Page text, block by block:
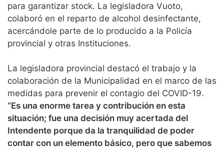
para garantizar stock. La legisladora Vuoto,
colaboró en el reparto de alcohol desinfectante,
acercándole parte de lo producido a la Policía
provincial y otras Instituciones.
La legisladora provincial destacó el trabajo y la
colaboración de la Municipalidad en el marco de las
medidas para prevenir el contagio del COVID-19.
“Es una enorme tarea y contribución en esta
situación; fue una decisión muy acertada del
Intendente porque da la tranquilidad de poder
contar con un elemento básico, pero que sabemos